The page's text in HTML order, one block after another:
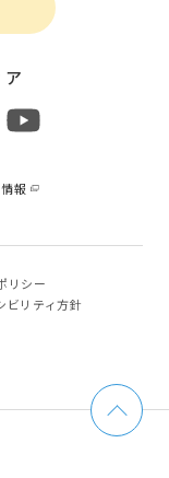
報
リシー
ビリティ方針